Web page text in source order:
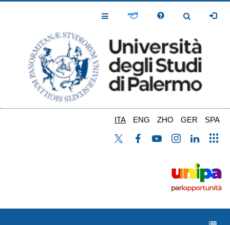
Toggle
Toggle
ITA ENG ZHO GER SPA